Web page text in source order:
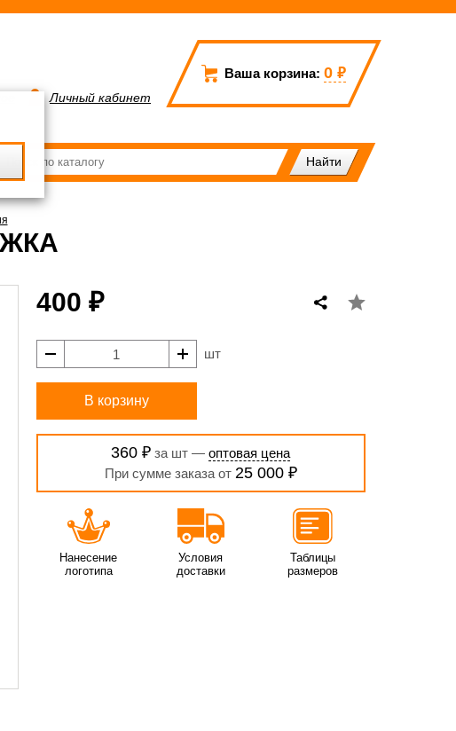
Ваша корзина: 0 ₽
Личный кабинет
400 ₽
шт
В корзину
360 ₽ за шт —оптовая цена
При сумме заказа от 25 000 ₽
Нанесение
логотипа
Условия
доставки
Таблицы
размеров